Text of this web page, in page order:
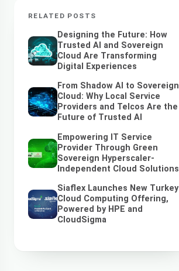
RELATED POSTS
Designing the Future: How
Trusted AI and Sovereign
Cloud Are Transforming
Digital Experiences
From Shadow AI to Sovereign
Cloud: Why Local Service
Providers and Telcos Are the
Future of Trusted AI
Empowering IT Service
Provider Through Green
Sovereign Hyperscaler-
Independent Cloud Solutions
Siaflex Launches New Turkey
Cloud Computing Offering,
Powered by HPE and
CloudSigma